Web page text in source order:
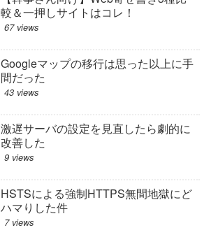
較＆一押しサイトはコレ！
67 views
Googleマップの移行は思った以上に手
間だった
43 views
激遅サーバの設定を見直したら劇的に
改善した
9 views
HSTSによる強制HTTPS無間地獄にど
ハマりした件
7 views